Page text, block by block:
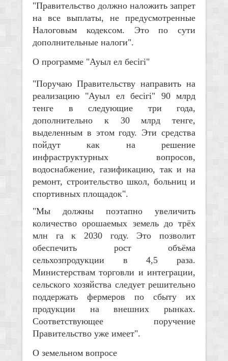
"Правительство должно наложить запрет
на все выплаты, не предусмотренные
Налоговым кодексом. Это по сути
дополнительные налоги".
О программе "Ауыл ел бесiгi"
"Поручаю Правительству направить на
реализацию "Ауыл ел бесiгi" 90 млрд
тенге в следующие три года,
дополнительно к 30 млрд тенге,
выделенным в этом году. Эти средства
пойдут как на решение
инфраструктурных вопросов,
водоснабжение, газификацию, так и на
ремонт, строительство школ, больниц и
спортивных площадок".
"Мы должны поэтапно увеличить
количество орошаемых земель до трёх
млн га к 2030 году. Это позволит
обеспечить рост объёма
сельхозпродукции в 4,5 раза.
Министерствам торговли и интеграции,
сельского хозяйства следует решительно
поддержать фермеров по сбыту их
продукции на внешних рынках.
Соответствующее поручение
Правительство уже имеет".
О земельном вопросе